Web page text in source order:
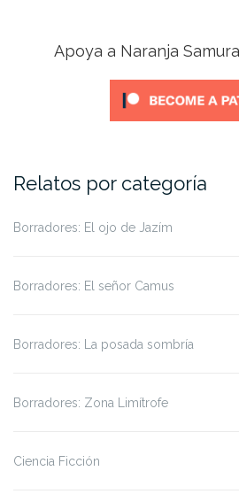
Apoya a Naranja
Relatos por categoría
Borradores: El ojo de Jazím
Borradores: El señor Camus
Borradores: La posada sombría
Borradores: Zona Limítrofe
Ciencia Ficción